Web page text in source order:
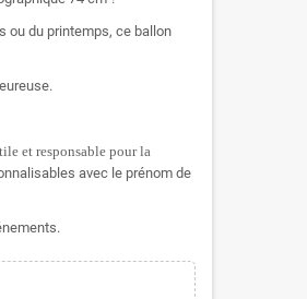
ou du printemps, ce ballon
et responsable pour la
avec le prénom de